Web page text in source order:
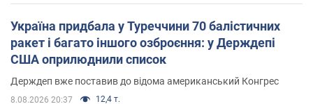
Україна придбала у Туреччини 70 балістичних
ракет і багато іншого озброєння: у Держдепі
США оприлюднили список
Держдеп вже поставив до відома американський Конгрес
8.08.2026 20:37 12,4 т.